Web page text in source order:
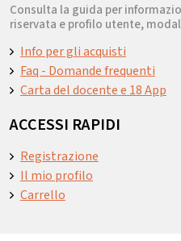
Consulta la guida per
riservata e profilo utente,
Info per gli acquisti
Faq - Domande frequenti
Carta del docente e 18 App
ACCESSI RAPIDI
Registrazione
Il mio profilo
Carrello